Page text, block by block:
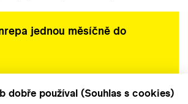
jednou měsíčně do
dobře používal (Souhlas s cookies)